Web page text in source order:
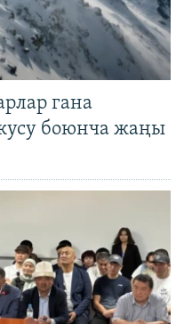
гана
боюнча жаңы